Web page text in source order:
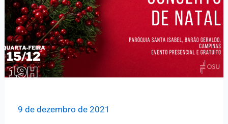
Natal”
na
próxima
quarta
9 de dezembro de 2021